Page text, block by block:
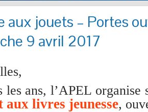
aux jouets – Portes
9 avril 2017
les ans, l’APEL organise
aux livres jeunesse,